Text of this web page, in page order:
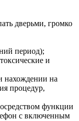
дверьми, громко
период);
и
нахождении на
процедур,
функции
с включенным